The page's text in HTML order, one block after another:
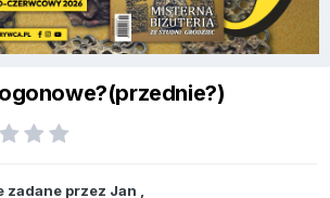
zadane przez Jan